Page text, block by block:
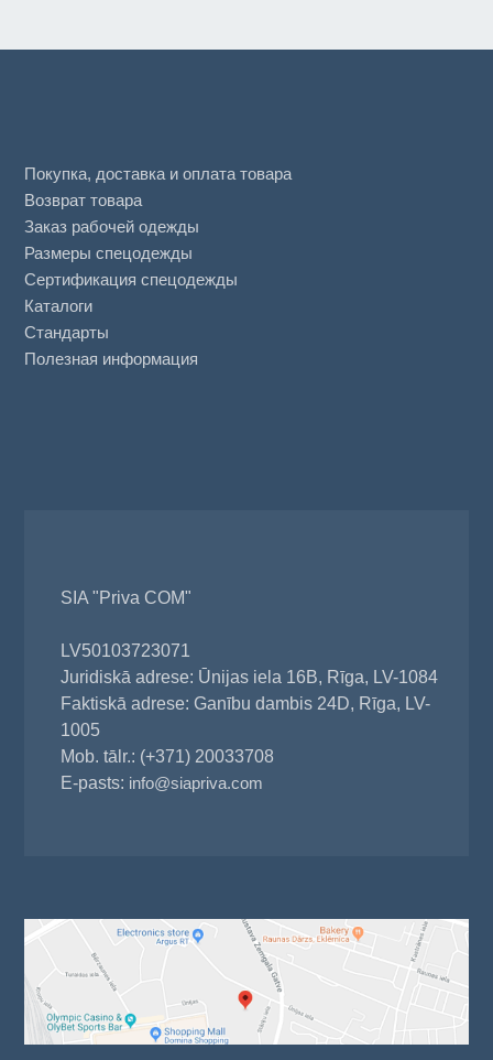
Покупка, доставка и оплата товара
Возврат товара
Заказ рабочей одежды
Размеры спецодежды
Сертификация спецодежды
Каталоги
Стандарты
Полезная информация
SIA "Priva COM"
LV50103723071
Juridiskā adrese: Ūnijas iela 16B, Rīga, LV-1084
Faktiskā adrese: Ganību dambis 24D, Rīga, LV-
1005
Mob. tālr.: (+371) 20033708
E-pasts: info@siapriva.com